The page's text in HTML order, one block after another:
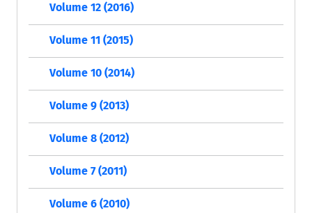
Volume 12 (2016)
Volume 11 (2015)
Volume 10 (2014)
Volume 9 (2013)
Volume 8 (2012)
Volume 7 (2011)
Volume 6 (2010)